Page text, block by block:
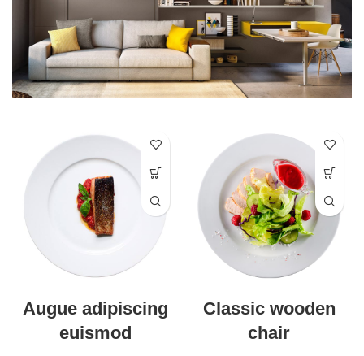
Augue adipiscing
euismod
Classic wooden
chair